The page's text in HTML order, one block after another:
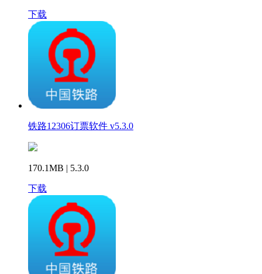
下载
铁路12306订票软件 v5.3.0
170.1MB | 5.3.0
下载